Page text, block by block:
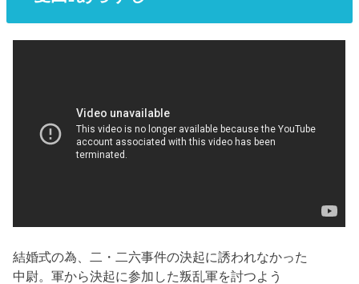
結婚式の為、二・二六事件の決起に誘われなかった
中尉。軍から決起に参加した叛乱軍を討つよう